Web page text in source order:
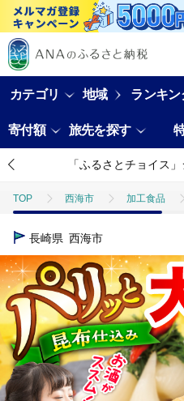
カテゴリ 地域 ランキン
寄付額 旅先を探す
「ふるさとチョイス
TOP 西海市 加工食品
TOP
TOP 加工食品 漬物・梅干
TOP 加工食品 漬物・梅干
長崎県 西海市